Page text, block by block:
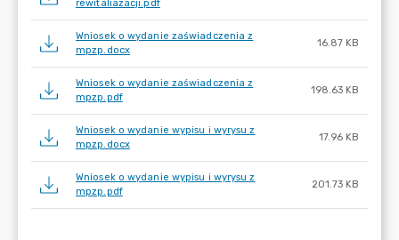
rewitaliazacji.pdf
Wniosek o wydanie zaświadczenia z
mpzp.docx
16.87 KB
Wniosek o wydanie zaświadczenia z
mpzp.pdf
198.63 KB
Wniosek o wydanie wypisu i wyrysu z
mpzp.docx
17.96 KB
Wniosek o wydanie wypisu i wyrysu z
mpzp.pdf
201.73 KB